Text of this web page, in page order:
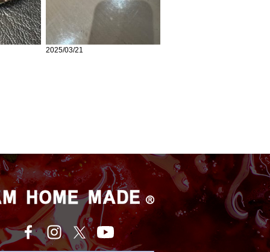
2025/03/21